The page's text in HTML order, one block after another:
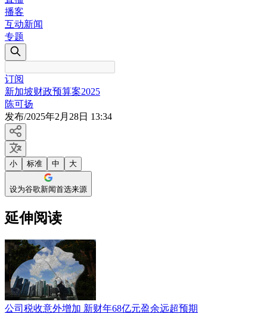
播客
互动新闻
专题
订阅
新加坡财政预算案2025
陈可扬
发布/2025年2月28日 13:34
小 标准 中 大
设为谷歌新闻首选来源
延伸阅读
公司税收意外增加 新财年68亿元盈余远超预期